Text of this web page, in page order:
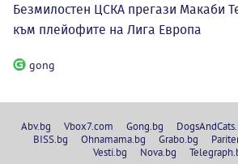
Безмилостен ЦСКА прегази Макаби
към плейофите на Лига Европа
gong
Abv.bg Vbox7.com Gong.bg
BISS.bg
Ohnamama.bg Grabo.bg
Vesti.bg
Nova.bg